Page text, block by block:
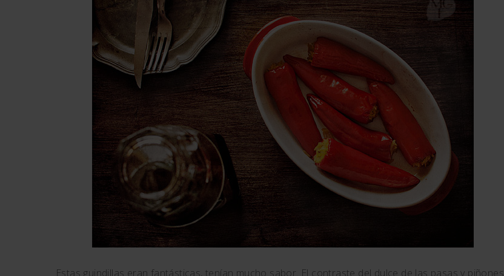
Estas guindillas eran fantásticas, tenían mucho sabor. El contraste del dulce de las pasas y piñones